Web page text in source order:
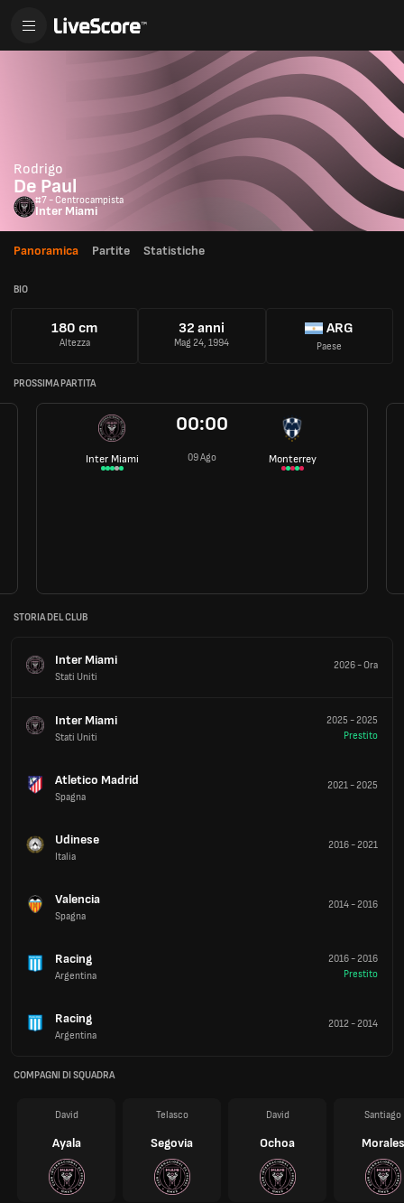
Rodrigo
De Paul
#7 - Centrocampista
Inter Miami
Panoramica Partite Statistiche
BIO
180 cm
Altezza
32 anni
Mag 24, 1994
ARG
Paese
PROSSIMA PARTITA
Inter Miami
00:00
09 Ago Monterrey
STORIA DEL CLUB
Inter Miami
Stati Uniti
2026-Ora
Inter Miami
Stati Uniti
2025 -2025
Prestito
Atletico Madrid
Spagna
2021-2025
Udinese
Italia
2016-2021
Valencia
Spagna
2014-2016
Racing
Argentina
2016-2016
Prestito
Racing
Argentina
2012-2014
COMPAGNI DI SQUADRA
David
Ayala
Telasco
Segovia
David
Ochoa
Santiago
Morales